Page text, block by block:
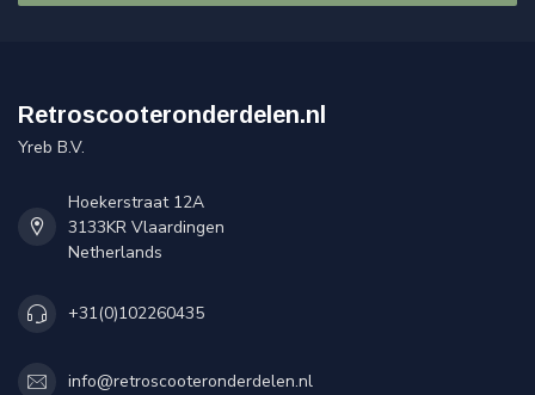
Retroscooteronderdelen.nl
Yreb B.V.
Hoekerstraat 12A
3133KR Vlaardingen
Netherlands
+31(0)102260435
info@retroscooteronderdelen.nl